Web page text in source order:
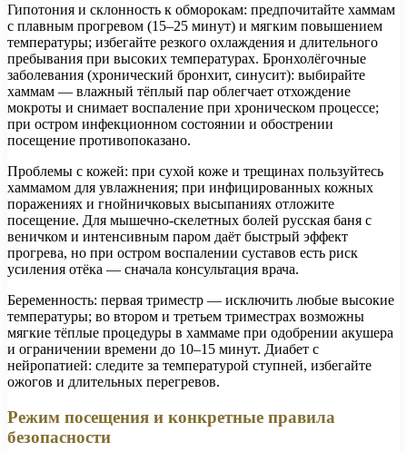
Гипотония и склонность к обморокам: предпочитайте хаммам
с плавным прогревом (15–25 минут) и мягким повышением
температуры; избегайте резкого охлаждения и длительного
пребывания при высоких температурах. Бронхолёгочные
заболевания (хронический бронхит, синусит): выбирайте
хаммам — влажный тёплый пар облегчает отхождение
мокроты и снимает воспаление при хроническом процессе;
при остром инфекционном состоянии и обострении
посещение противопоказано.
Проблемы с кожей: при сухой коже и трещинах пользуйтесь
хаммамом для увлажнения; при инфицированных кожных
поражениях и гнойничковых высыпаниях отложите
посещение. Для мышечно-скелетных болей русская баня с
веничком и интенсивным паром даёт быстрый эффект
прогрева, но при остром воспалении суставов есть риск
усиления отёка — сначала консультация врача.
Беременность: первая триместр — исключить любые высокие
температуры; во втором и третьем триместрах возможны
мягкие тёплые процедуры в хаммаме при одобрении акушера
и ограничении времени до 10–15 минут. Диабет с
нейропатией: следите за температурой ступней, избегайте
ожогов и длительных перегревов.
Режим посещения и конкретные правила
безопасности